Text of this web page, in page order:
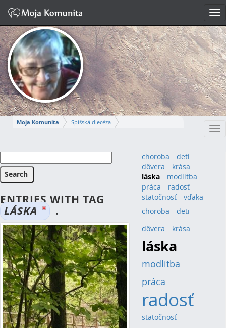
Moja Komunita
Spišská diecéza
MÁRIA-IRMA
ENTRIES WITH TAG
LÁSKA .
choroba
deti
dôvera
krása
láska
modlitba
práca
radosť
statočnosť
vďaka
choroba (4)deti
dôvera (4)krása
láska
modlitba
práca
radosť(20)
statočnosť